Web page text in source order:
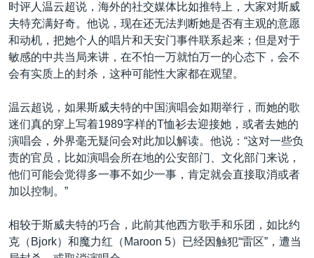
时评人温云超说，海外的社交媒体比如推特上，大家对斯威
夫特充满好奇。他说，现在还无法判断她是否有主观的意愿
和动机，把她个人的唱片和天安门事件联系起来；但是对于
敏感的中共当局来讲，在不怕一万就怕万一的心态下，会不
会有实质上的封杀，这种可能性大家都在观望。
温云超说，如果斯威夫特的中国演唱会如期举行，而她的歌
迷们真的穿上写着1989字样的T恤衫去迎接她，或者去她的
演唱会，外界毫无疑问会对此加以解读。他说：“这对一些负
责的官员，比如演唱会所在地的公安部门、文化部门来说，
他们可能会觉得多一事不如少一事，肯定就会直接取消或者
加以控制。”
相较于斯威夫特的巧合，此前其他西方歌手和乐团，如比约
克（Bjork）和魔力红（Maroon 5）已经因触犯“雷区”，遭当